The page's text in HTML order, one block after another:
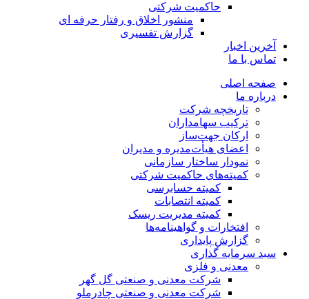
حاکمیت شرکتی
منشور اخلاق و رفتار حرفه­ ای
گزارش تفسیری
آخرین اخبار
تماس با ما
صفحه اصلی
درباره ما
تاریخچه شرکت
ترکیب سهامداران
ارکان جهت‌ساز
اعضای هیأت‌مدیره و مدیران
نمودار ساختار سازمانی
کمیته‌های حاکمیت شرکتی
کمیته حسابرسی
کمیته انتصابات
کمیته مدیریت ریسک
افتخارات و گواهینامه‌ها
گزارش پایداری
سبد سرمایه گذاری
معدنی و فلزی
شرکت معدنی و صنعتی گل گهر
شرکت معدنی و صنعتی چادرملو